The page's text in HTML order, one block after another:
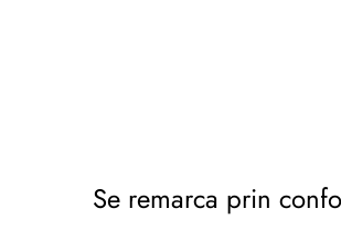
Se remarca prin